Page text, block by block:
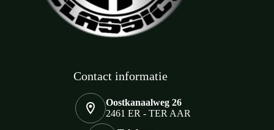
Contact informatie
Oostkanaalweg 26
2461 ER - TER AAR